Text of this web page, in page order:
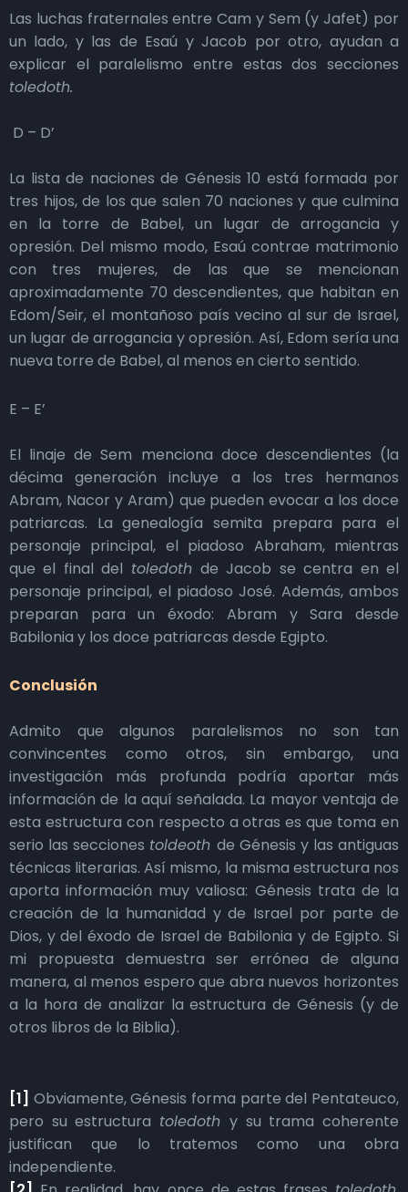
Las luchas fraternales entre Cam y Sem (y Jafet) por
un lado, y las de Esaú y Jacob por otro, ayudan a
explicar el paralelismo entre estas dos secciones
toledoth.
D – D’
La lista de naciones de Génesis 10 está formada por
tres hijos, de los que salen 70 naciones y que culmina
en la torre de Babel, un lugar de arrogancia y
opresión. Del mismo modo, Esaú contrae matrimonio
con tres mujeres, de las que se mencionan
aproximadamente 70 descendientes, que habitan en
Edom/Seir, el montañoso país vecino al sur de Israel,
un lugar de arrogancia y opresión. Así, Edom sería una
nueva torre de Babel, al menos en cierto sentido.
E – E’
El linaje de Sem menciona doce descendientes (la
décima generación incluye a los tres hermanos
Abram, Nacor y Aram) que pueden evocar a los doce
patriarcas. La genealogía semita prepara para el
personaje principal, el piadoso Abraham, mientras
que el final del toledothde Jacob se centra en el
personaje principal, el piadoso José. Además, ambos
preparan para un éxodo: Abram y Sara desde
Babilonia y los doce patriarcas desde Egipto.
Conclusión
Admito que algunos paralelismos no son tan
convincentes como otros, sin embargo, una
investigación más profunda podría aportar más
información de la aquí señalada. La mayor ventaja de
esta estructura con respecto a otras es que toma en
serio las secciones toldeoth de Génesis y las antiguas
técnicas literarias. Así mismo, la misma estructura nos
aporta información muy valiosa: Génesis trata de la
creación de la humanidad y de Israel por parte de
Dios, y del éxodo de Israel de Babilonia y de Egipto. Si
mi propuesta demuestra ser errónea de alguna
manera, al menos espero que abra nuevos horizontes
a la hora de analizar la estructura de Génesis (y de
otros libros de la Biblia).
[1] Obviamente, Génesis forma parte del Pentateuco,
pero su estructura toledoth y su trama coherente
justifican que lo tratemos como una obra
independiente.